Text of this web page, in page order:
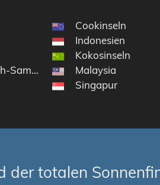
Samoa
Cookinseln
Indonesien
Kokosinseln
Malaysia
Singapur
totalen